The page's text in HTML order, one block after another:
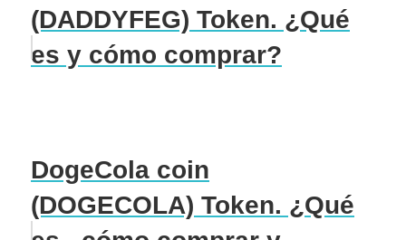
(DADDYFEG) Token. ¿Qué
es y cómo comprar?
DogeCola coin
(DOGECOLA) Token. ¿Qué